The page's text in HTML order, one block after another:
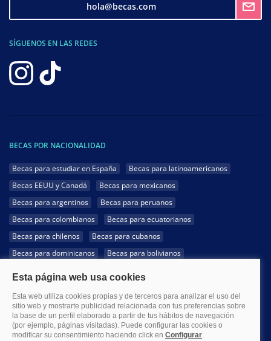
hola@becas.com
SÍGUENOS EN LAS REDES
BECAS POR NACIONALIDAD
Becas para estudiar en España
Becas para latinoamericanos
Becas EEUU y Canadá
Becas para mexicanos
Becas para argentinos
Becas para peruanos
Becas para colombianos
Becas para ecuatorianos
Becas para chilenos
Becas para cubanos
Becas para dominicanos
Becas para bolivianos
Becas para hondureños
Becas para paraguayos
Becas para uruguayos
Becas para salvadoreños